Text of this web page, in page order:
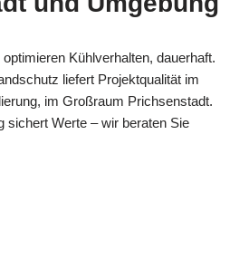
Kühlverhalten, dauerhaft.
liefert Projektqualität im
im Großraum Prichsenstadt.
sichert Werte – wir beraten Sie